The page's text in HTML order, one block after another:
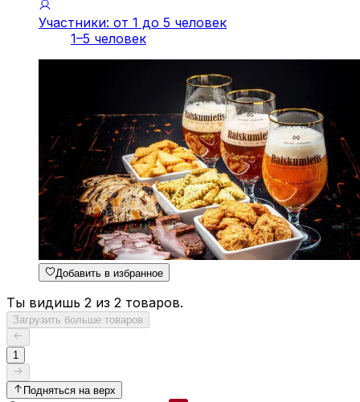
Участники: от 1 до 5 человек
1–5 человек
Добавить в избранное
Ты видишь 2 из 2 товаров.
Загрузить больше товаров
1
Подняться на верх